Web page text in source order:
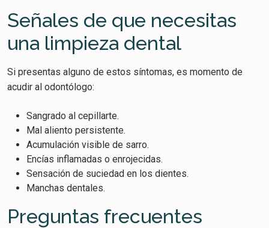
Señales de que necesitas
una limpieza dental
Si presentas alguno de estos síntomas, es momento de
acudir al odontólogo:
Sangrado al cepillarte.
Mal aliento persistente.
Acumulación visible de sarro.
Encías inflamadas o enrojecidas.
Sensación de suciedad en los dientes.
Manchas dentales.
Preguntas frecuentes